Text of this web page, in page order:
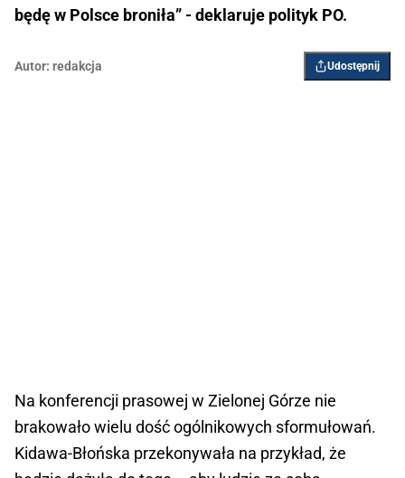
będę w Polsce broniła” - deklaruje polityk PO.
Autor: redakcja Udostępnij
Na konferencji prasowej w Zielonej Górze nie
brakowało wielu dość ogólnikowych sformułowań.
Kidawa-Błońska przekonywała na przykład, że